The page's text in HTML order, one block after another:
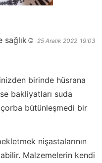
sağlık☺️ 25 Aralık 2022 19:03
birinde hüsrana
bakliyatları suda
bütünleşmedi bir
nişastalarının
Malzemelerin kendi